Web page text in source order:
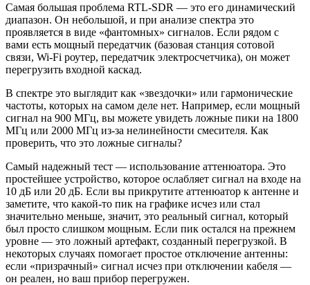
Самая большая проблема RTL-SDR — это его динамический
диапазон. Он небольшой, и при анализе спектра это
проявляется в виде «фантомных» сигналов. Если рядом с
вами есть мощный передатчик (базовая станция сотовой
связи, Wi-Fi роутер, передатчик электросчетчика), он может
перегрузить входной каскад.
В спектре это выглядит как «звездочки» или гармонические
частоты, которых на самом деле нет. Например, если мощный
сигнал на 900 МГц, вы можете увидеть ложные пики на 1800
МГц или 2000 МГц из-за нелинейности смесителя. Как
проверить, что это ложные сигналы?
Самый надежный тест — использование аттенюатора. Это
простейшее устройство, которое ослабляет сигнал на входе на
10 дБ или 20 дБ. Если вы прикрутите аттенюатор к антенне и
заметите, что какой-то пик на графике исчез или стал
значительно меньше, значит, это реальный сигнал, который
был просто слишком мощным. Если пик остался на прежнем
уровне — это ложный артефакт, созданный перегрузкой. В
некоторых случаях помогает простое отключение антенны:
если «призрачный» сигнал исчез при отключении кабеля —
он реален, но ваш прибор перегружен.